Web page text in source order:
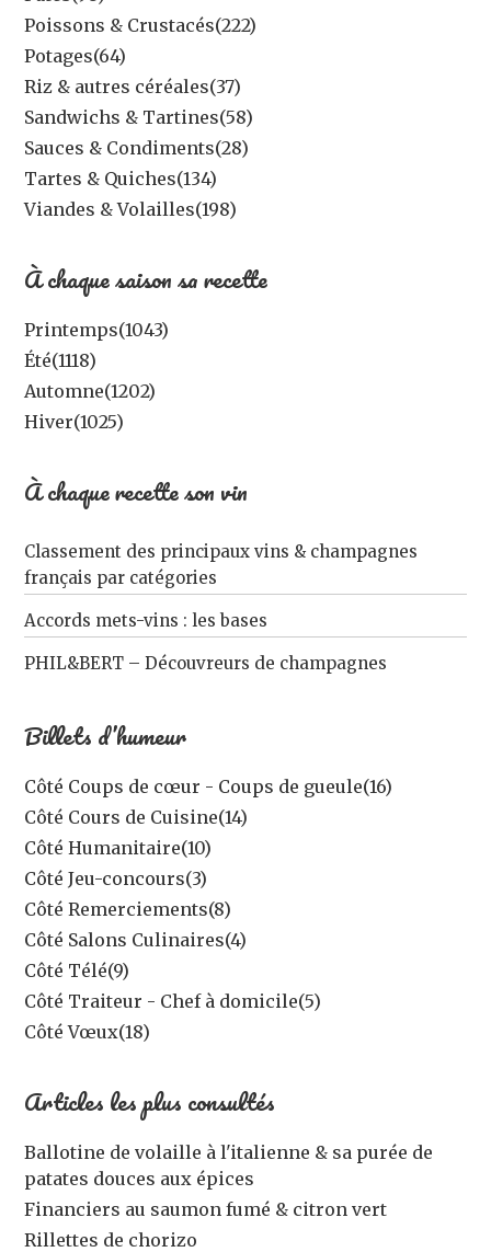
Poissons & Crustacés(222)
Potages(64)
Riz & autres céréales(37)
Sandwichs & Tartines(58)
Sauces & Condiments(28)
Tartes & Quiches(134)
Viandes & Volailles(198)
À chaque saison sa recette
Printemps(1043)
Été(1118)
Automne(1202)
Hiver(1025)
À chaque recette son vin
Classement des principaux vins & champagnes
français par catégories
Accords mets-vins : les bases
PHIL&BERT – Découvreurs de champagnes
Billets d’humeur
Côté Coups de cœur - Coups de gueule(16)
Côté Cours de Cuisine(14)
Côté Humanitaire(10)
Côté Jeu-concours(3)
Côté Remerciements(8)
Côté Salons Culinaires(4)
Côté Télé(9)
Côté Traiteur - Chef à domicile(5)
Côté Vœux(18)
Articles les plus consultés
Ballotine de volaille à l'italienne & sa purée de
patates douces aux épices
Financiers au saumon fumé & citron vert
Rillettes de chorizo